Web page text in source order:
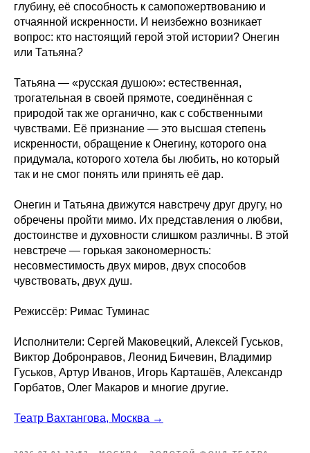
глубину, её способность к самопожертвованию и
отчаянной искренности. И неизбежно возникает
вопрос: кто настоящий герой этой истории? Онегин
или Татьяна?
Татьяна — «русская душою»: естественная,
трогательная в своей прямоте, соединённая с
природой так же органично, как с собственными
чувствами. Её признание — это высшая степень
искренности, обращение к Онегину, которого она
придумала, которого хотела бы любить, но который
так и не смог понять или принять её дар.
Онегин и Татьяна движутся навстречу друг другу, но
обречены пройти мимо. Их представления о любви,
достоинстве и духовности слишком различны. В этой
невстрече — горькая закономерность:
несовместимость двух миров, двух способов
чувствовать, двух душ.
Режиссёр: Римас Туминас
Исполнители: Сергей Маковецкий, Алексей Гуськов,
Виктор Добронравов, Леонид Бичевин, Владимир
Гуськов, Артур Иванов, Игорь Карташёв, Александр
Горбатов, Олег Макаров и многие другие.
Театр Вахтангова, Москва →